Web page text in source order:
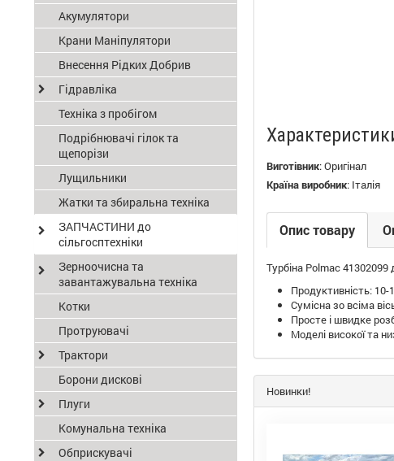
Виготівник:Оригінал
Країна виробник: Італія
Опис товару
Турбіна Polmac 41302099
Продуктивність: 10-
Сумісна зо всіма
Просте і швидке
Моделі високої та
Новинки!
Акумулятори
Крани Маніпулятори
Внесення Рідких Добрив
Гідравліка
Техніка з пробігом
Подрібнювачі гілок та
щепорізи
Лущильники
Жатки та збиральна техніка
ЗАПЧАСТИНИ до
сільгосптехніки
Зерноочисна та
завантажувальна техніка
Котки
Протруювачі
Трактори
Борони дискові
Плуги
Комунальна техніка
Обприскувачі